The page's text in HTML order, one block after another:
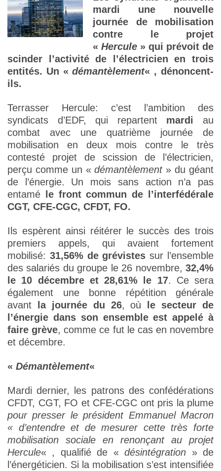
mardi une nouvelle
journée de mobilisation
contre le projet
« Hercule » qui prévoit de
scinder l’activité de l’électricien en trois
entités. Un «démantèlement« , dénoncent-
ils.
Terrasser Hercule: c’est l’ambition des
syndicats d’EDF, qui repartent mardi au
combat avec une quatrième journée de
mobilisation en deux mois contre le très
contesté projet de scission de l’électricien,
perçu comme un «démantèlement» du géant
de l’énergie. Un mois sans action n’a pas
entamé
le front commun de l’interfédérale
CGT, CFE-CGC, CFDT, FO.
Ils espèrent ainsi réitérer le succès des trois
premiers appels, qui avaient fortement
mobilisé: 31,56% de grévistes sur l’ensemble
des salariés du groupe le 26 novembre, 32,4%
le 10 décembre et 28,61% le 17. Ce sera
également une bonne répétition générale
avant
la journée du 26, où
le secteur de
l’énergie dans son ensemble est appelé à
faire grève, comme ce fut le cas en novembre
et décembre.
« Démantèlement«
Mardi dernier, les patrons des confédérations
CFDT, CGT, FO et CFE-CGC ont pris la plume
pour presser le président Emmanuel Macron
« d’entendre et de mesurer cette très forte
mobilisation sociale en renonçant au projet
Hercule« , qualifié de «désintégration » de
l’énergéticien. Si la mobilisation s’est intensifiée